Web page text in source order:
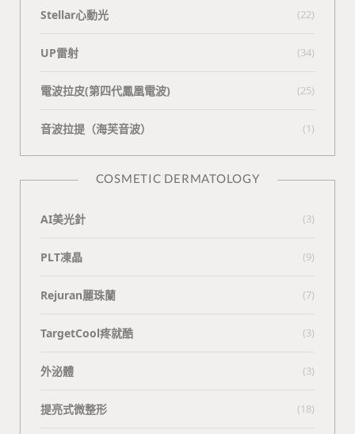
Stellar心動光 (22)
UP雷射 (34)
電波拉皮(第四代鳳凰電波) (25)
⾳波拉提（海芙⾳波） (1)
COSMETIC DERMATOLOGY
AI美光針 (3)
PLT凍晶 (9)
Rejuran麗珠蘭 (7)
TargetCool疼就酷 (3)
外泌體 (3)
提亮式微整形 (18)